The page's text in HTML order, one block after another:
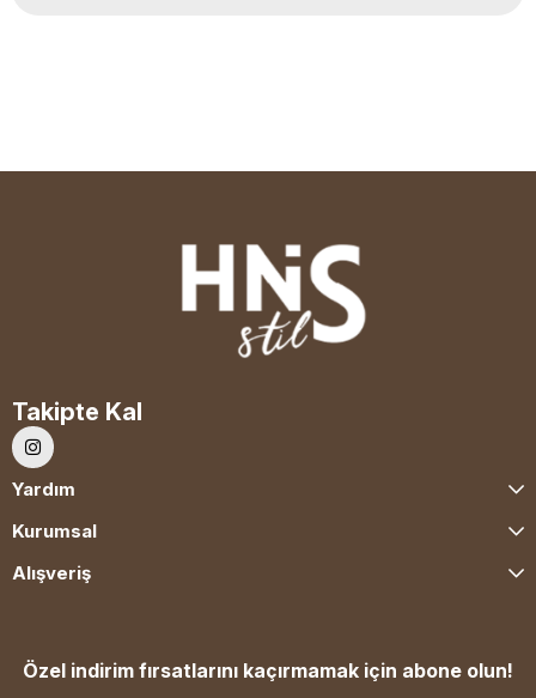
Takipte Kal
Yardım
Kurumsal
Alışveriş
Özel indirim fırsatlarını kaçırmamak için abone olun!